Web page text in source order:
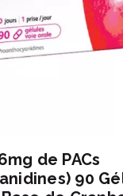
de PACs
90